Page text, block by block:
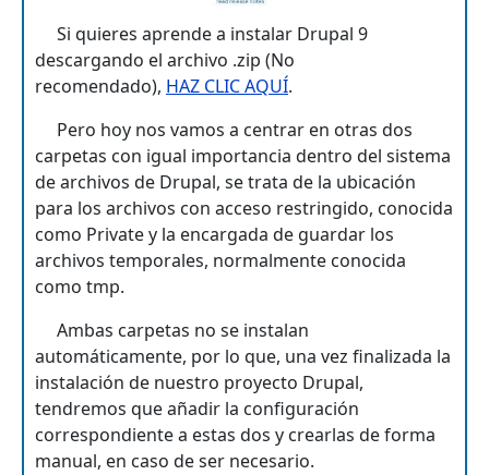
Si quieres aprende a instalar Drupal 9
descargando el archivo .zip (No
recomendado), HAZ CLIC AQUÍ.
Pero hoy nos vamos a centrar en otras dos
carpetas con igual importancia dentro del sistema
de archivos de Drupal, se trata de la ubicación
para los archivos con acceso restringido, conocida
como Private y la encargada de guardar los
archivos temporales, normalmente conocida
como tmp.
Ambas carpetas no se instalan
automáticamente, por lo que, una vez finalizada la
instalación de nuestro proyecto Drupal,
tendremos que añadir la configuración
correspondiente a estas dos y crearlas de forma
manual, en caso de ser necesario.